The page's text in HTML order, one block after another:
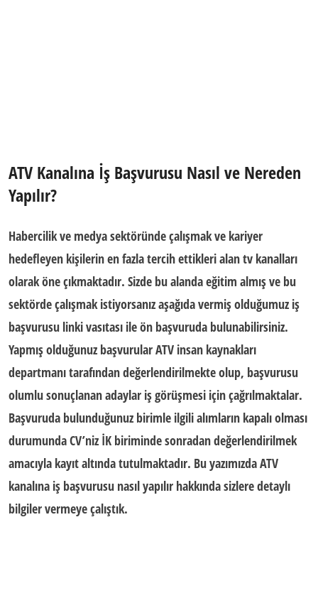
ATV Kanalına İş Başvurusu Nasıl ve Nereden
Yapılır?
Habercilik ve medya sektöründe çalışmak ve kariyer
hedefleyen kişilerin en fazla tercih ettikleri alan tv kanalları
olarak öne çıkmaktadır. Sizde bu alanda eğitim almış ve bu
sektörde çalışmak istiyorsanız aşağıda vermiş olduğumuz iş
başvurusu linki vasıtası ile ön başvuruda bulunabilirsiniz.
Yapmış olduğunuz başvurularATV insan kaynakları
departmanı tarafından değerlendirilmekte olup, başvurusu
olumlu sonuçlanan adaylar iş görüşmesi için çağrılmaktalar.
Başvuruda bulunduğunuz birimle ilgili alımların kapalı olması
durumunda CV’niz İK biriminde sonradan değerlendirilmek
amacıyla kayıt altında tutulmaktadır. Bu yazımızda ATV
kanalına iş başvurusu nasıl yapılır hakkında sizlere detaylı
bilgiler vermeye çalıştık.